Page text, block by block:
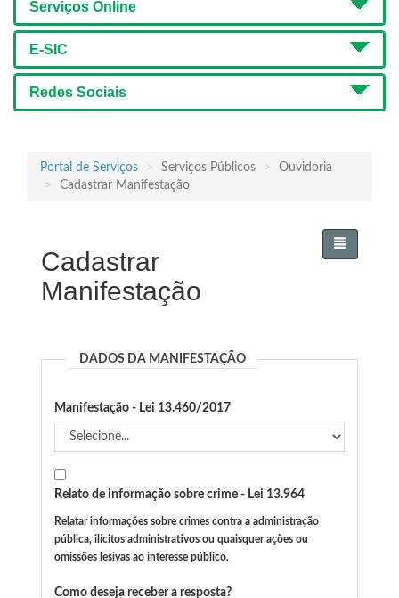
Serviços Online
E-SIC
Redes Sociais
Portal de Serviços Serviços Públicos
Ouvidoria
Cadastrar Manifestação
Cadastrar
Manifestação
DADOS DA MANIFESTAÇÃO
Manifestação - Lei 13.460/2017
Relato de informação sobre crime - Lei 13.964
Relatar informações sobre crimes contra a administração
pública, ilícitos administrativos ou quaisquer ações ou
omissões lesivas ao interesse público.
Como deseja receber a resposta?